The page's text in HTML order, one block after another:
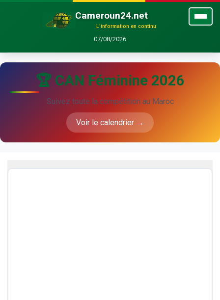
Cameroun24.net
L'information en continu
07/08/2026
🏆 CAN Féminine 2026
Suivez toute la compétition au Maroc
Voir le calendrier →